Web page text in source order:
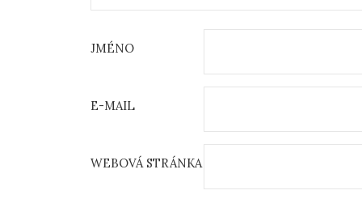
JMÉNO
E-MAIL
WEBOVÁ STRÁNKA